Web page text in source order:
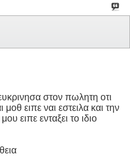
στον πωλητη οτι
ειπε ναι εστειλα και την
ειπε ενταξει το ιδιο